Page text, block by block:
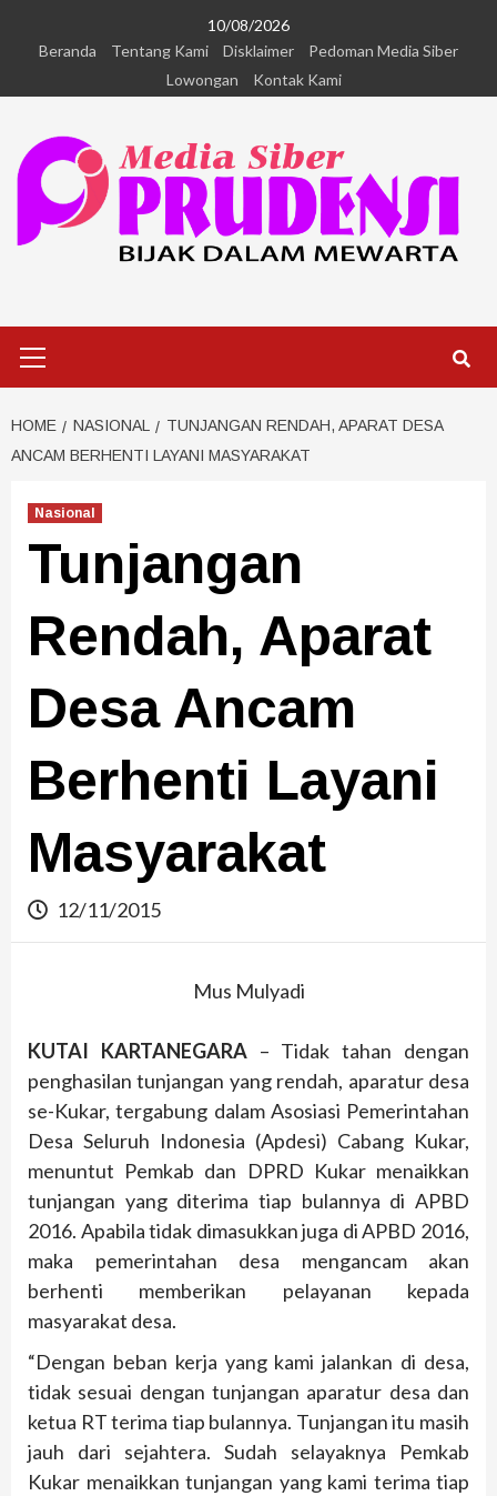
10/08/2026
Beranda
Tentang Kami Disklaimer
Pedoman Media Siber
Lowongan
Kontak Kami
HOME NASIONAL
TUNJANGAN RENDAH, APARAT DESA
ANCAM BERHENTI LAYANI MASYARAKAT
Nasional
Tunjangan
Rendah, Aparat
Desa Ancam
Berhenti Layani
Masyarakat
12/11/2015
Mus Mulyadi
KUTAI KARTANEGARA– Tidak tahan dengan
penghasilan tunjangan yang rendah, aparatur desa
se-Kukar, tergabung dalam Asosiasi Pemerintahan
Desa Seluruh Indonesia (Apdesi) Cabang Kukar,
menuntut Pemkab dan DPRD Kukar menaikkan
tunjangan yang diterima tiap bulannya di APBD
2016. Apabila tidak dimasukkan juga di APBD 2016,
maka pemerintahan desa mengancam akan
berhenti memberikan pelayanan kepada
masyarakat desa.
“Dengan beban kerja yang kami jalankan di desa,
tidak sesuai dengan tunjangan aparatur desa dan
ketua RT terima tiap bulannya. Tunjangan itu masih
jauh dari sejahtera. Sudah selayaknya Pemkab
Kukar menaikkan tunjangan yang kami terima tiap